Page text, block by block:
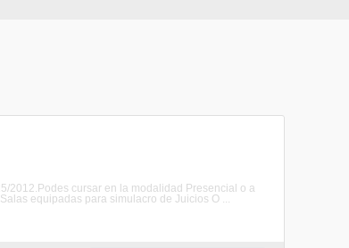
2012.Podes cursar en la modalidad Presencial o a
equipadas para simulacro de Juicios O ...